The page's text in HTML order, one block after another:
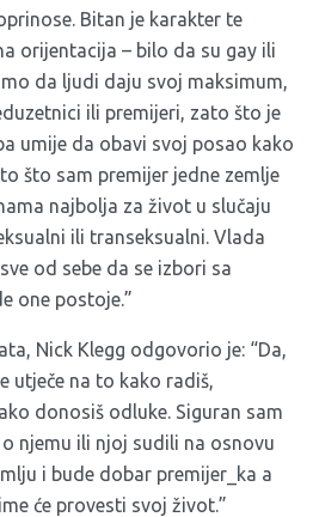
Bitan je karakter te
orijentacija – bilo da su gay ili
da ljudi daju svoj maksimum,
ili premijeri, zato što je
umije da obavi svoj posao kako
što sam premijer jedne zemlje
najbolja za život u slučaju
ili transeksualni. Vlada
od sebe da se izbori sa
one postoje.”
Nick Klegg odgovorio je: “Da,
utječe na to kako radiš,
donosiš odluke. Siguran sam
njemu ili njoj sudili na osnovu
i bude dobar premijer_ka a
će provesti svoj život.”